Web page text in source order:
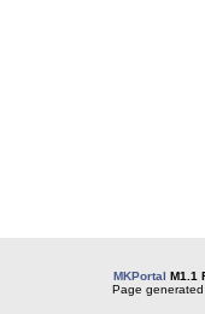
MKPortal M1.1
Page